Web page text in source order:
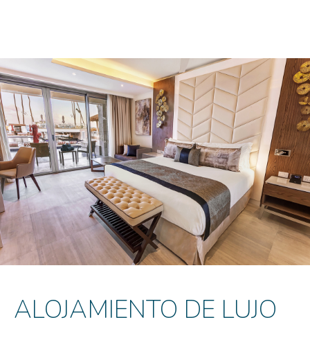
ALOJAMIENTO DE LUJO